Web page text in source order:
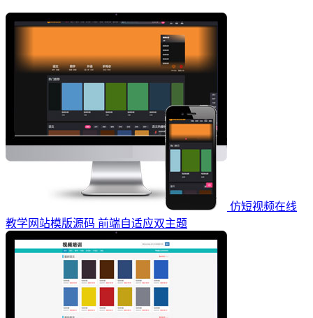
仿短视频在线
教学网站模版源码 前端自适应双主题